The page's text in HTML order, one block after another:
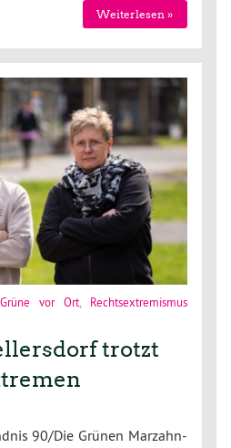
Weiterlesen »
vor Ort, Rechtsextremismus
trotzt
90/Die Grünen Marzahn-